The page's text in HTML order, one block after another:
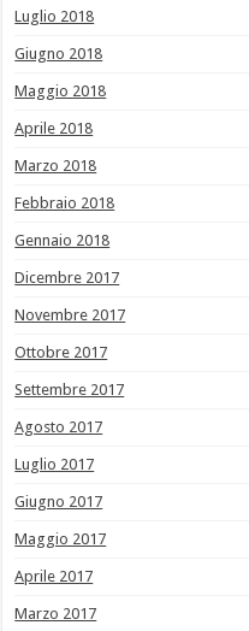
Luglio 2018
Giugno 2018
Maggio 2018
Aprile 2018
Marzo 2018
Febbraio 2018
Gennaio 2018
Dicembre 2017
Novembre 2017
Ottobre 2017
Settembre 2017
Agosto 2017
Luglio 2017
Giugno 2017
Maggio 2017
Aprile 2017
Marzo 2017